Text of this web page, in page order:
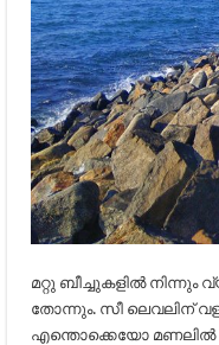
മറ്റു ബീച്ചുകളിൽ
തോന്നും. സീ ലെവലിന്
എന്തൊക്കെയോ മണലിൽ